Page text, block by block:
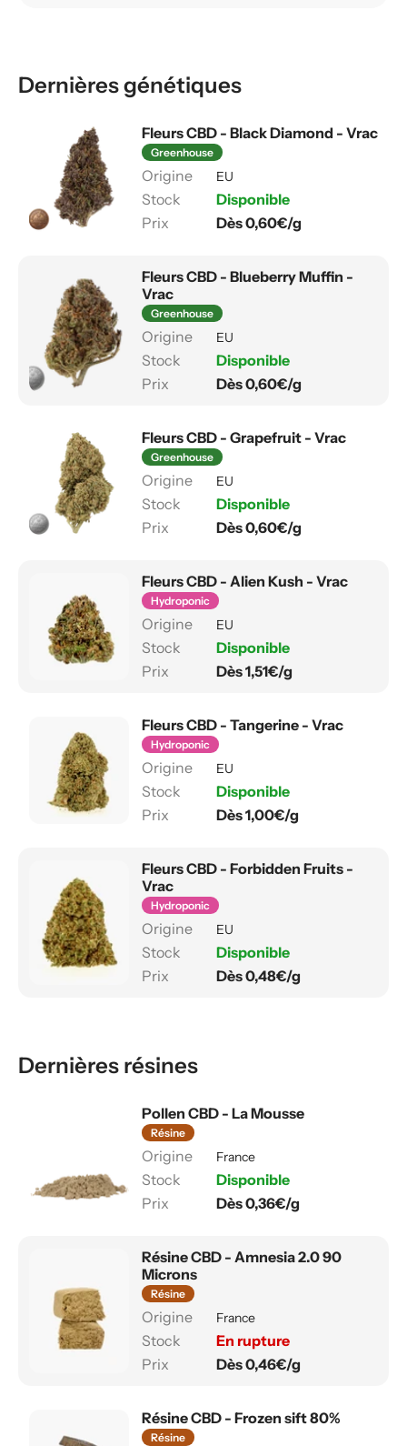
Dernières génétiques
Fleurs CBD - Black Diamond - Vrac
Greenhouse
EU
Disponible
Dès 0,60€/g
Fleurs CBD - Blueberry Muffin -
Vrac
Greenhouse
EU
Disponible
Dès 0,60€/g
Fleurs CBD - Grapefruit - Vrac
Greenhouse
EU
Disponible
Dès 0,60€/g
Fleurs CBD - Alien Kush - Vrac
Hydroponic
EU
Disponible
Dès 1,51€/g
Fleurs CBD - Tangerine - Vrac
Hydroponic
EU
Disponible
Dès 1,00€/g
Fleurs CBD - Forbidden Fruits -
Vrac
Hydroponic
EU
Disponible
Dès 0,48€/g
Dernières résines
Pollen CBD - La Mousse
Résine
France
Disponible
Dès 0,36€/g
Résine CBD - Amnesia 2.0 90
Microns
Résine
France
En rupture
Dès 0,46€/g
Résine CBD - Frozen sift 80%
Résine